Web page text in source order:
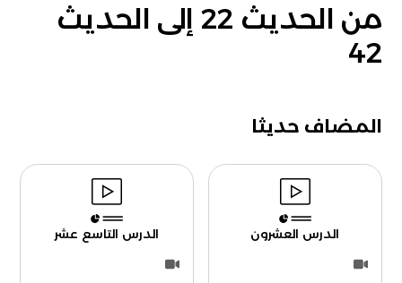
من الحديث 22 إلى الحديث
42
المضاف حديثا
الدرس العشرون الدرس التاسع عشر